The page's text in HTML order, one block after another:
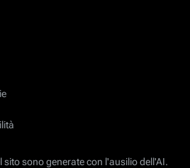
sito sono generate con l'ausilio dell'AI.